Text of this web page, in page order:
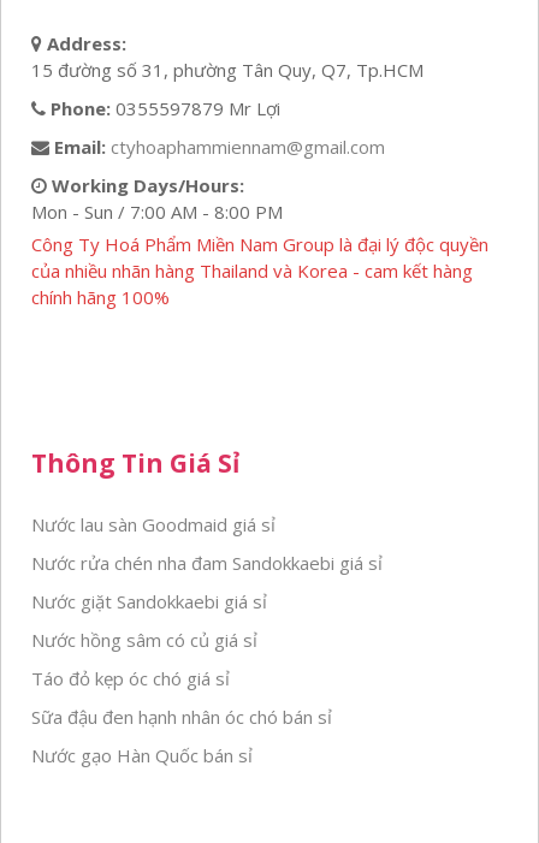
Address:
15 đường số 31, phường Tân Quy, Q7, Tp.HCM
Phone: 0355597879 Mr Lợi
Email: ctyhoaphammiennam@gmail.com
Working Days/Hours:
Mon - Sun / 7:00 AM - 8:00 PM
Công Ty Hoá Phẩm Miền Nam Group là đại lý độc quyền
của nhiều nhãn hàng Thailand và Korea - cam kết hàng
chính hãng 100%
Thông Tin Giá Sỉ
Nước lau sàn Goodmaid giá sỉ
Nước rửa chén nha đam Sandokkaebi giá sỉ
Nước giặt Sandokkaebi giá sỉ
Nước hồng sâm có củ giá sỉ
Táo đỏ kẹp óc chó giá sỉ
Sữa đậu đen hạnh nhân óc chó bán sỉ
Nước gạo Hàn Quốc bán sỉ